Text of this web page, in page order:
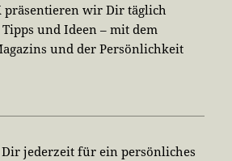
präsentieren wir Dir täglich
und Ideen – mit dem
und der Persönlichkeit
jederzeit für ein persönliches